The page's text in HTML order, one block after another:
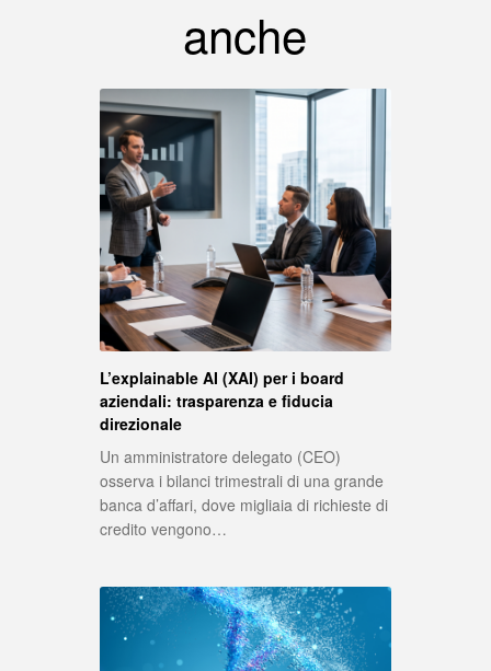
anche
L’explainable AI (XAI) per i board
aziendali: trasparenza e fiducia
direzionale
Un amministratore delegato (CEO)
osserva i bilanci trimestrali di una grande
banca d’affari, dove migliaia di richieste di
credito vengono…